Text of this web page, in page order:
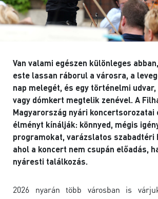
Van valami egészen különleges
este lassan ráborul a városra, a
nap melegét, és egy történelmi
vagy dómkert megtelik zenével. A
Magyarország nyári koncertsorozatai
élményt kínálják: könnyed, mégis
programokat, varázslatos szabadtéri
ahol a koncert nem csupán előadás,
nyáresti találkozás.
2026 nyarán több városban is